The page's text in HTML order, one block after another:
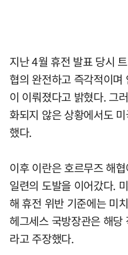
지난 4월 휴전 발표 당시
협의 완전하고 즉각적이
이 이뤄졌다고 밝혔다. 그
화되지 않은 상황에서도
했다.
이후 이란은 호르무즈 해
일련의 도발을 이어갔다.
해 휴전 위반 기준에는 미
헤그세스 국방장관은 해
라고 주장했다.